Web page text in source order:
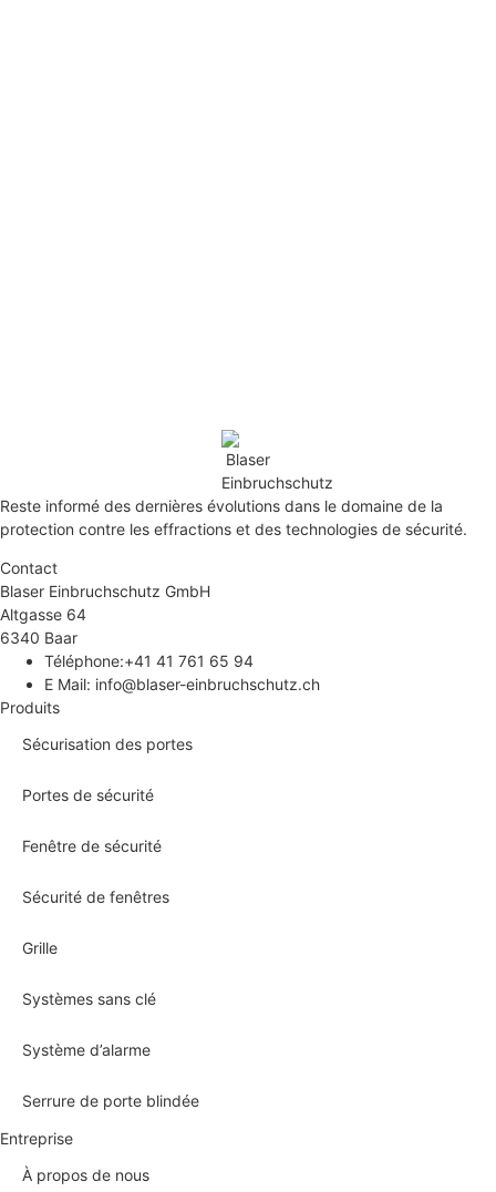
Reste informé des dernières évolutions dans le domaine de la
protection contre les effractions et des technologies de sécurité.
Contact
Blaser Einbruchschutz GmbH
Altgasse 64
6340 Baar
Téléphone:+41 41 761 65 94
E Mail: info@blaser-einbruchschutz.ch
Produits
Sécurisation des portes
Portes de sécurité
Fenêtre de sécurité
Sécurité de fenêtres
Grille
Systèmes sans clé
Système d’alarme
Serrure de porte blindée
Entreprise
À propos de nous